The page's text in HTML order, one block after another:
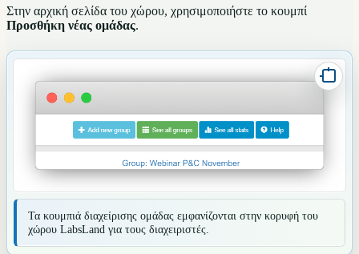
Στην αρχική σελίδα του χώρου, χρησιμοποιήστε το κουμπί
Προσθήκη νέας ομάδας.
Τα κουμπιά διαχείρισης ομάδας εμφανίζονται στην κορυφή του
χώρου LabsLand για τους διαχειριστές.